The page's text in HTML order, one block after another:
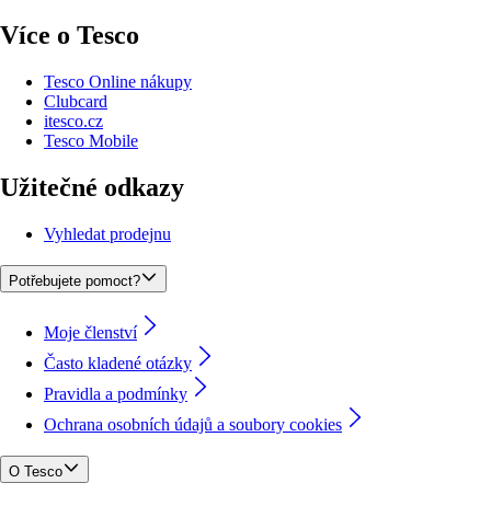
Více o Tesco
Tesco Online nákupy
Clubcard
itesco.cz
Tesco Mobile
Užitečné odkazy
Vyhledat prodejnu
Potřebujete pomoct?
Moje členství
Často kladené otázky
Pravidla a podmínky
Ochrana osobních údajů a soubory cookies
O Tesco